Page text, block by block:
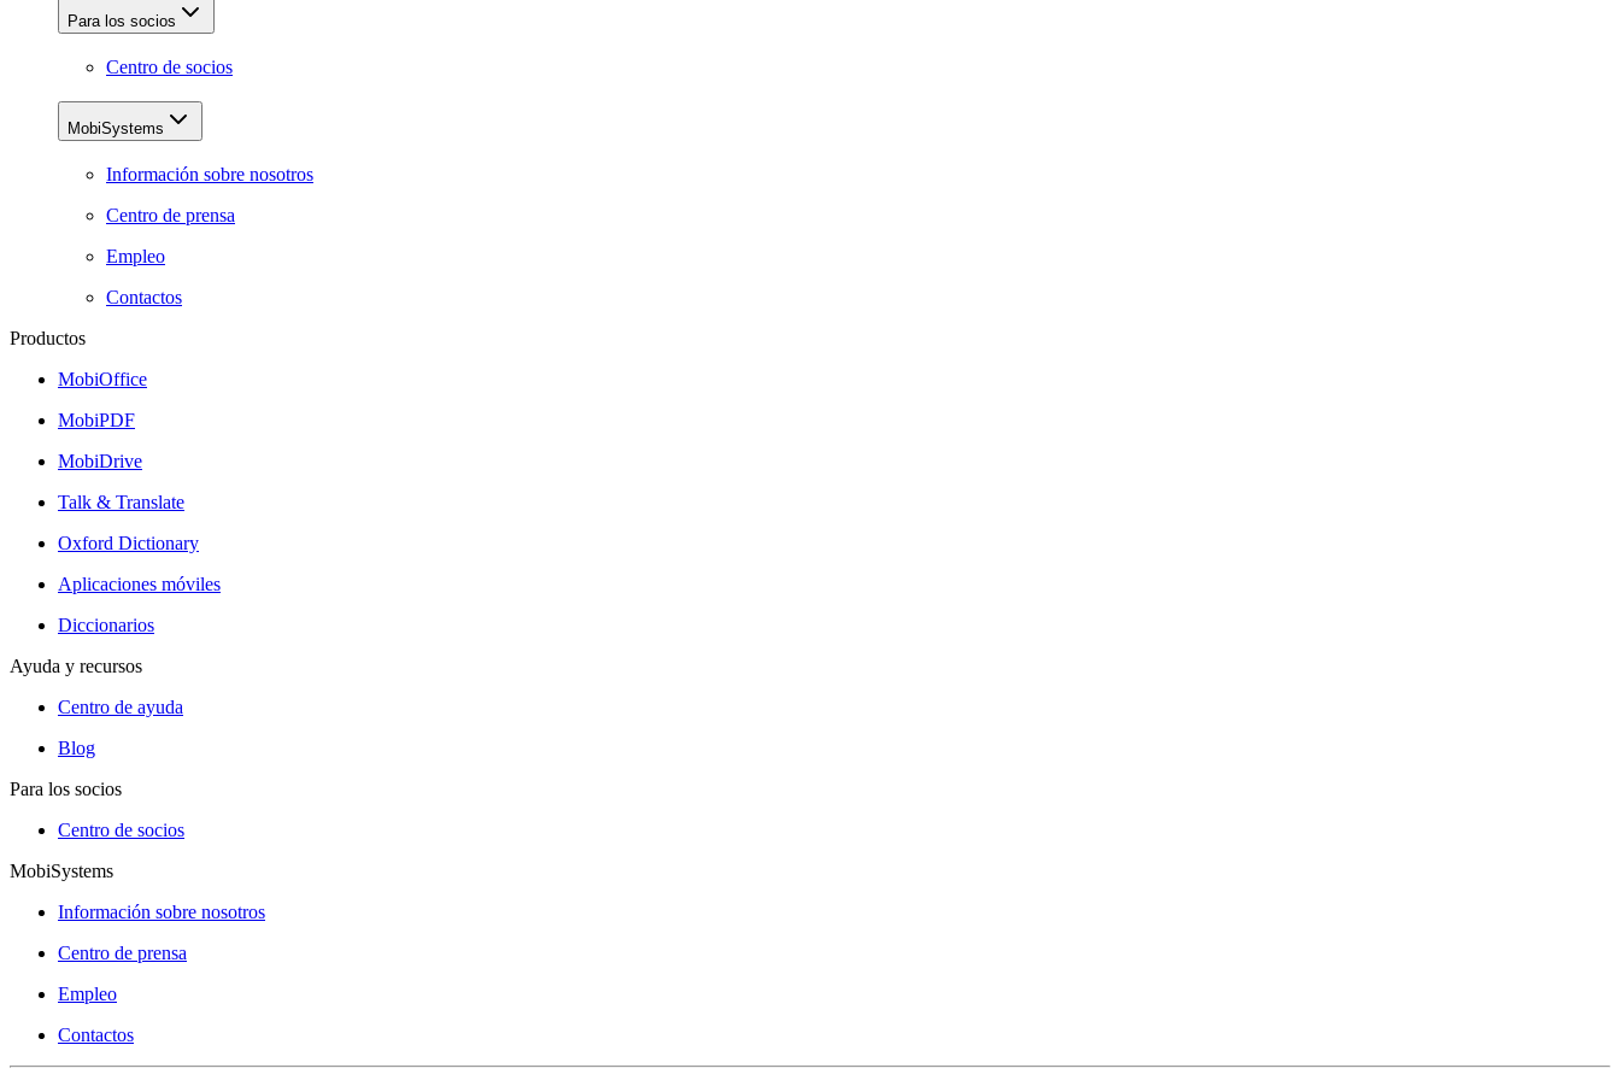
Para los socios
Centro de socios
MobiSystems
Información sobre nosotros
Centro de prensa
Empleo
Contactos
Productos
MobiOffice
MobiPDF
MobiDrive
Talk & Translate
Oxford Dictionary
Aplicaciones móviles
Diccionarios
Ayuda y recursos
Centro de ayuda
Blog
Para los socios
Centro de socios
MobiSystems
Información sobre nosotros
Centro de prensa
Empleo
Contactos